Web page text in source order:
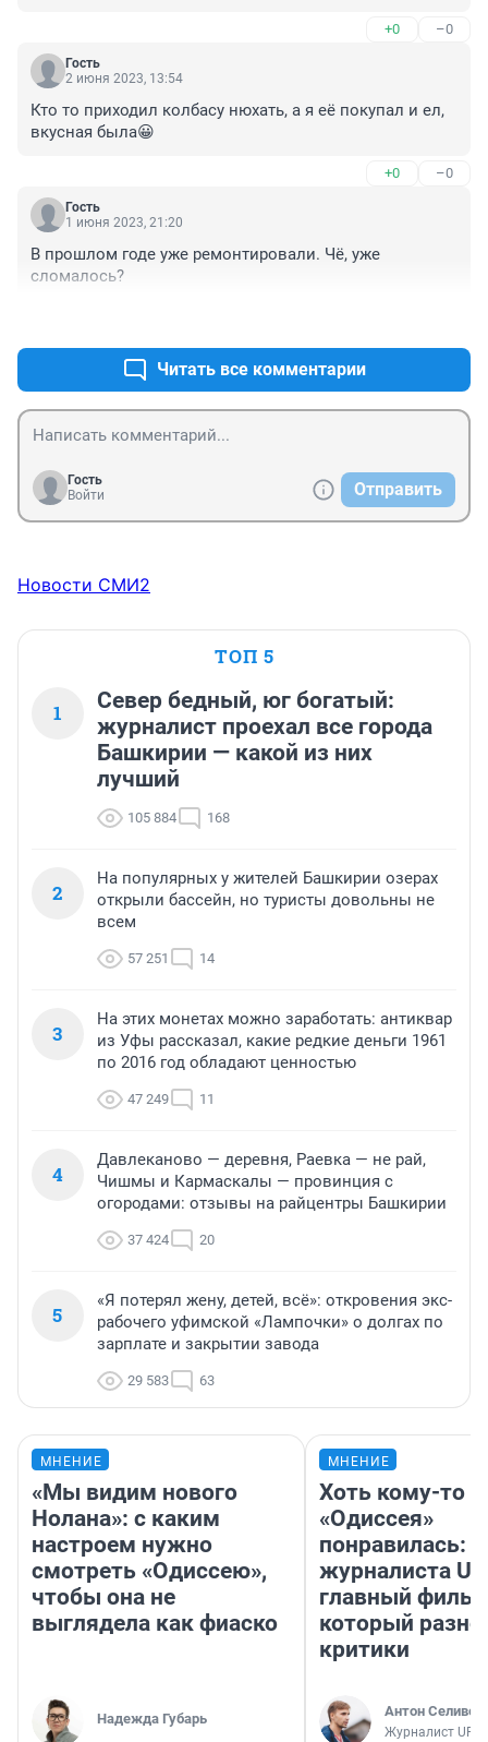
+0 –0
Гость
2 июня 2023, 13:54
Кто то приходил колбасу нюхать, а я её покупал и ел,
вкусная была😀
+0 –0
Гость
1 июня 2023, 21:20
В прошлом годе уже ремонтировали. Чё, уже
сломалось?
Читать все комментарии
Гость
Войти
Отправить
Новости СМИ2
ТОП 5
1
Север бедный, юг богатый:
журналист проехал все города
Башкирии — какой из них
лучший
105 884 168
2
На популярных у жителей Башкирии озерах
открыли бассейн, но туристы довольны не
всем
57 251 14
3
На этих монетах можно заработать: антиквар
из Уфы рассказал, какие редкие деньги 1961
по 2016 год обладают ценностью
47 249 11
4
Давлеканово — деревня, Раевка — не рай,
Чишмы и Кармаскалы — провинция с
огородами: отзывы на райцентры Башкирии
37 424 20
5
«Я потерял жену, детей, всё»: откровения экс-
рабочего уфимской «Лампочки» о долгах по
зарплате и закрытии завода
29 583 63
МНЕНИЕ
«Мы видим нового
Нолана»: с каким
настроем нужно
смотреть «Одиссею»,
чтобы она не
выглядела как фиаско
Надежда Губарь
МНЕНИЕ
Хоть кому-то
«Одиссея»
понравилась:
журналиста
главный
который
критики
Антон
Журналист